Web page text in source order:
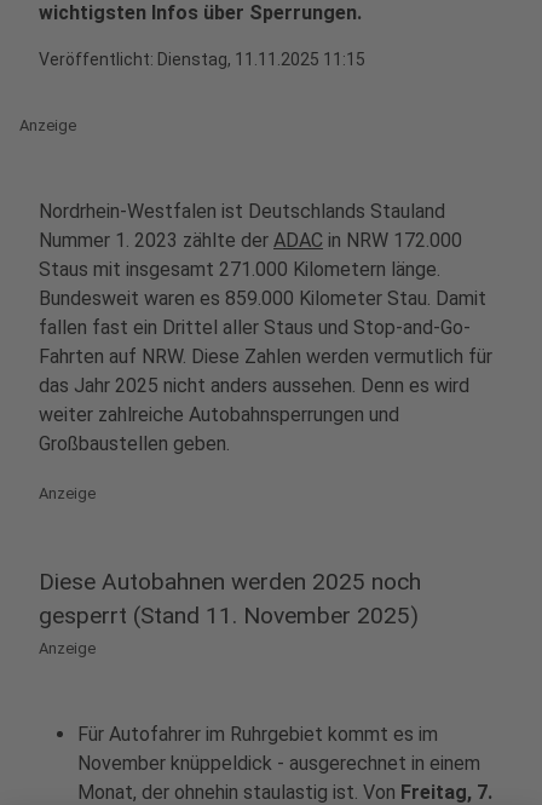
wichtigsten Infos über Sperrungen.
Veröffentlicht: Dienstag, 11.11.2025 11:15
Anzeige
Nordrhein-Westfalen ist Deutschlands Stauland
Nummer 1. 2023 zählte der ADAC in NRW 172.000
Staus mit insgesamt 271.000 Kilometern länge.
Bundesweit waren es 859.000 Kilometer Stau. Damit
fallen fast ein Drittel aller Staus und Stop-and-Go-
Fahrten auf NRW. Diese Zahlen werden vermutlich für
das Jahr 2025 nicht anders aussehen. Denn es wird
weiter zahlreiche Autobahnsperrungen und
Großbaustellen geben.
Anzeige
Diese Autobahnen werden 2025 noch
gesperrt (Stand 11. November 2025)
Anzeige
Für Autofahrer im Ruhrgebiet kommt es im
November knüppeldick - ausgerechnet in einem
Monat, der ohnehin staulastig ist. Von Freitag, 7.